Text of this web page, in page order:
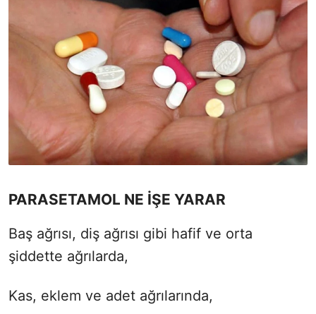
PARASETAMOL NE İŞE YARAR
Baş ağrısı, diş ağrısı gibi hafif ve orta
şiddette ağrılarda,
Kas, eklem ve adet ağrılarında,